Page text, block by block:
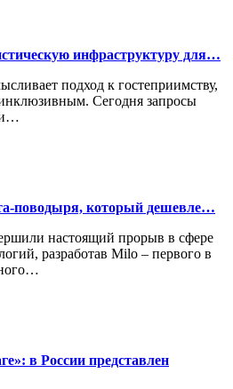
инфраструктуру для…
подход к гостеприимству,
Сегодня запросы
поводыря, который дешевле…
настоящий прорыв в сфере
разработав Milo – первого в
в России представлен